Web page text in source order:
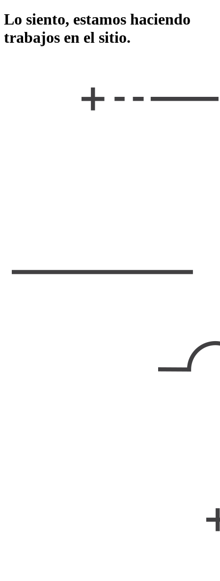
Lo siento, estamos haciendo
trabajos en el sitio.